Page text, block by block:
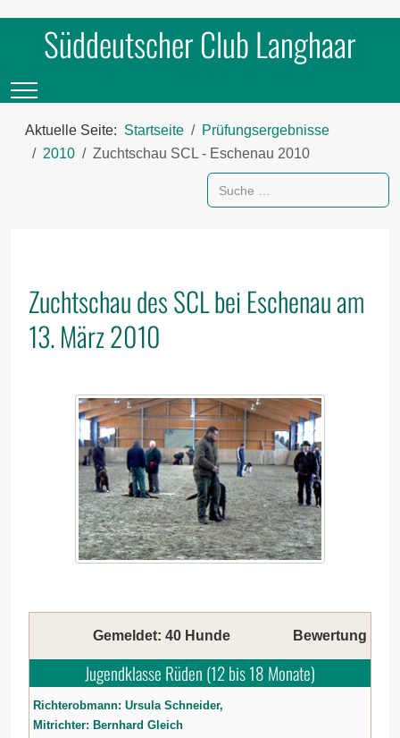
Süddeutscher Club Langhaar
Mobile Menu Toggle
Aktuelle Seite: Startseite
Prüfungsergebnisse
2010
Zuchtschau SCL - Eschenau 2010
Suchen
Zuchtschau des SCL bei Eschenau am
13. März 2010
Gemeldet: 40 Hunde Bewertung
Jugendklasse Rüden (12 bis 18 Monate)
Richterobmann: Ursula Schneider,
Mitrichter: Bernhard Gleich